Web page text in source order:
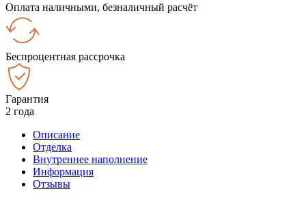
Оплата наличными, безналичный расчёт
Беспроцентная рассрочка
Гарантия
2 года
Описание
Отделка
Внутреннее наполнение
Информация
Отзывы